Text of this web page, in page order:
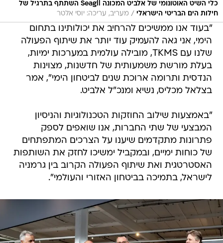
כלי השיט האוטונומי של אלביט המכונה Seagll השתתף בתרגיל של
חילות הים הבריטי הישראלי / מעריב, עריכה: יוסי אלטר
"בעוד אנו ממשיכים להרחיב את יכולותינו בתחום
הימי, אני גאה להעמיק עוד יותר את שיתוף הפעולה
שלנו עם TKMS, מובילה עולמית במערכות ימיות,
בעלת מורשת משמעותית של חדשנות, מצוינות
הנדסית ותרומה ארוכת שנים לביטחון הימי", אמר
בצלאל מכליס, נשיא ומנכ"ל אלביט.
"באמצעות שילוב החוזקות הטכנולוגיות והניסיון
המבצעי של שתי החברות, אנו שואפים לספק
פתרונות מתקדמים שיענו על הצרכים המתפתחים
של כוחות ימיים, ובמקביל ימשיכו לחזק את השותפות
האסטרטגית ואת שיתוף הפעולה הקרוב בין גרמניה
לישראל, בתמיכה בביטחון האזורי והעולמי".